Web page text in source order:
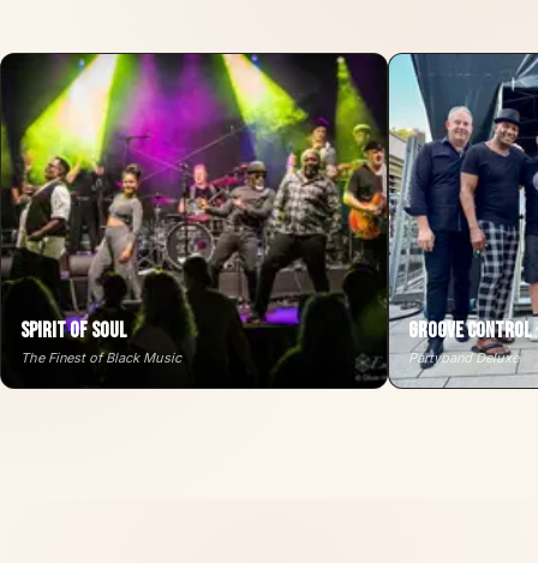
Spirit of Soul
The Finest of Black Music
Groove Control
Partyband Deluxe